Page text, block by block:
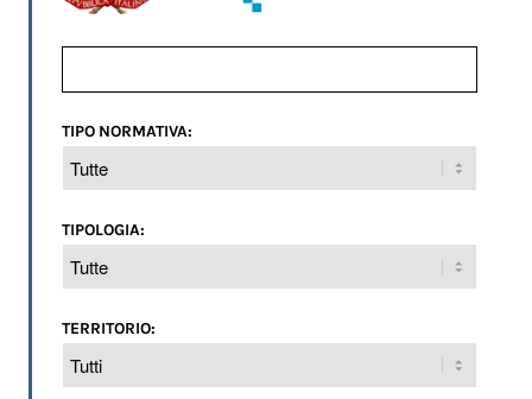
TIPO NORMATIVA:
TIPOLOGIA:
TERRITORIO: